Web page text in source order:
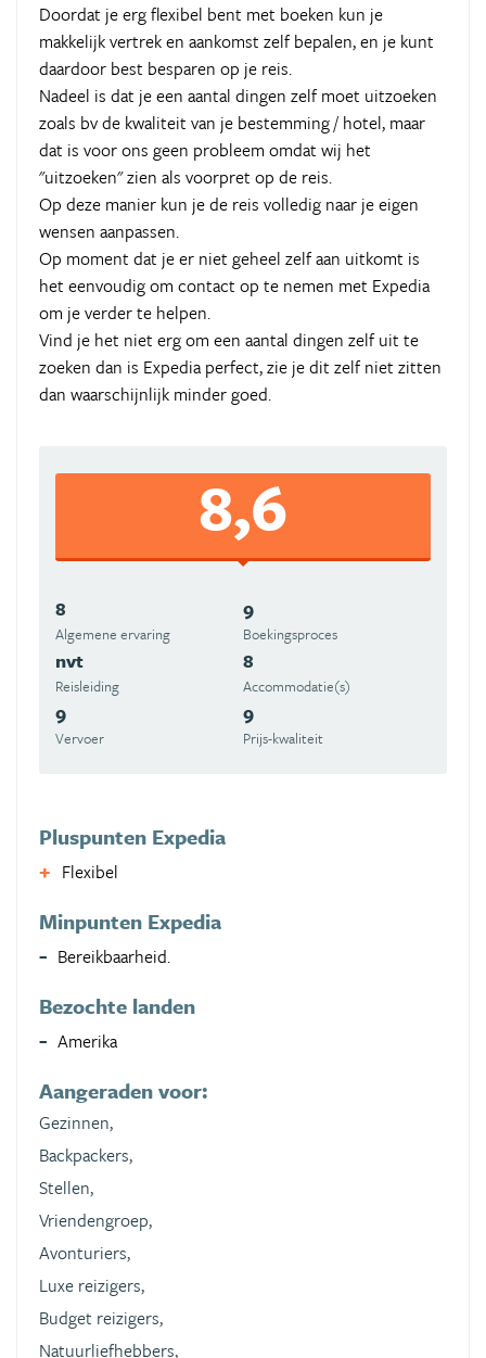
Doordat je erg flexibel bent met boeken kun je
makkelijk vertrek en aankomst zelf bepalen, en je kunt
daardoor best besparen op je reis.
Nadeel is dat je een aantal dingen zelf moet uitzoeken
zoals bv de kwaliteit van je bestemming / hotel, maar
dat is voor ons geen probleem omdat wij het
"uitzoeken" zien als voorpret op de reis.
Op deze manier kun je de reis volledig naar je eigen
wensen aanpassen.
Op moment dat je er niet geheel zelf aan uitkomt is
het eenvoudig om contact op te nemen met Expedia
om je verder te helpen.
Vind je het niet erg om een aantal dingen zelf uit te
zoeken dan is Expedia perfect, zie je dit zelf niet zitten
dan waarschijnlijk minder goed.
8,6
8
Algemene ervaring
9
Boekingsproces
nvt
Reisleiding
8
Accommodatie(s)
9
Vervoer
9
Prijs-kwaliteit
Pluspunten Expedia
Flexibel
Minpunten Expedia
Bereikbaarheid.
Bezochte landen
Amerika
Aangeraden voor:
Gezinnen,
Backpackers,
Stellen,
Vriendengroep,
Avonturiers,
Luxe reizigers,
Budget reizigers,
Natuurliefhebbers,